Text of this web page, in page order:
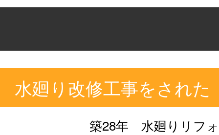
水廻り改修工事をされ
築28年 水廻りリフ